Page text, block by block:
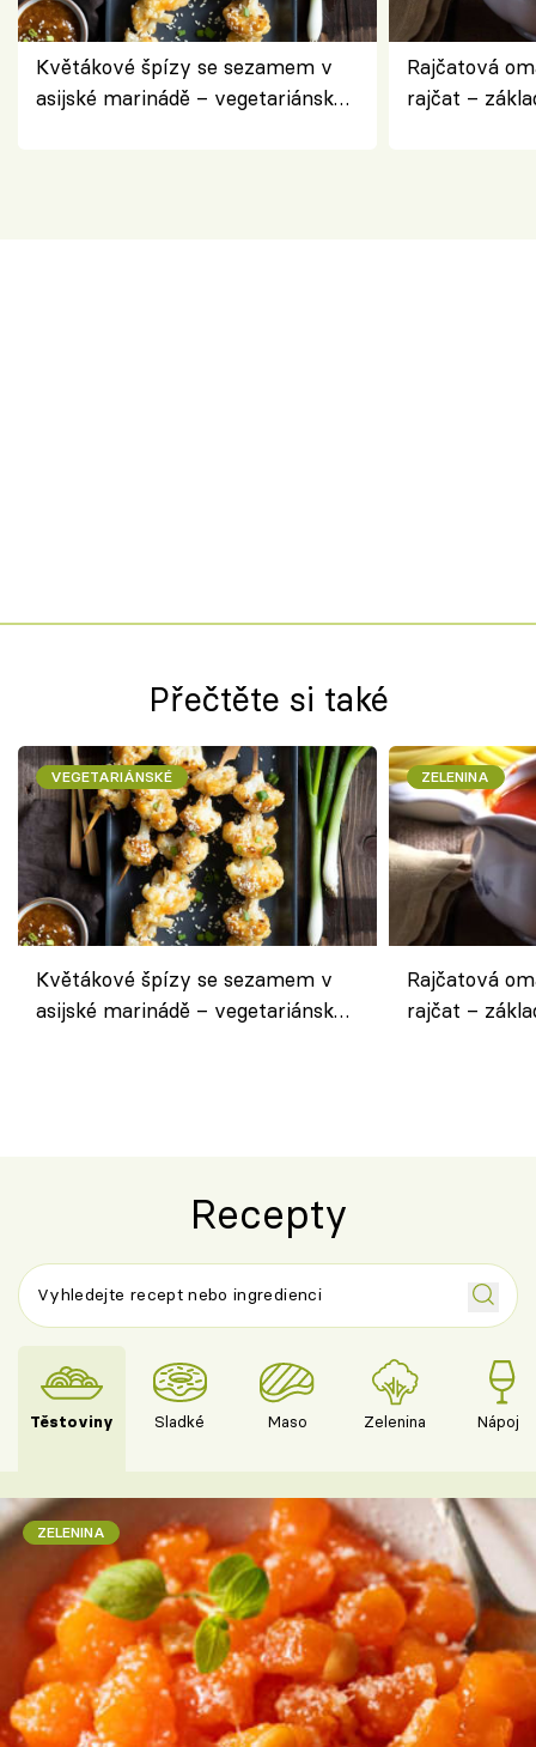
Květákové špízy se sezamem v
asijské marinádě – vegetariánská
Rajčatová
rajčat –
Přečtěte si také
VEGETARIÁNSKÉ
Květákové špízy se sezamem v
asijské marinádě – vegetariánská
ZELENINA
Rajčatová
rajčat –
Recepty
Těstoviny Sladké Maso Zelenina Nápoje
ZELENINA